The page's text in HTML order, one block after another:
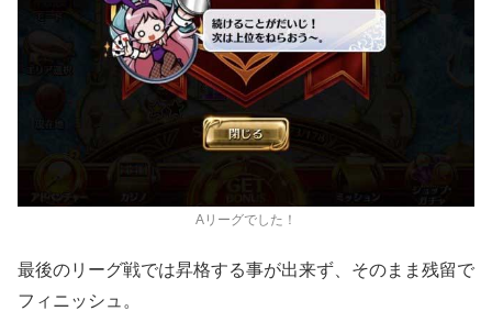
Aリーグでした！
最後のリーグ戦では昇格する事が出来ず、そのまま残留で
フィニッシュ。